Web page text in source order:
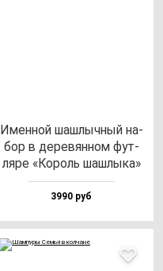
Имен­ной шаш­лыч­ный на­
бор в де­ре­вян­ном фут­
ля­ре «Король шаш­лы­ка»
3990 руб